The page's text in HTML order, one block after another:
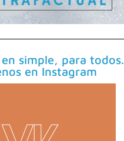
simple, para todos.
en Instagram